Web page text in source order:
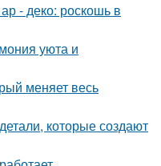
- деко: роскошь в
уюта и
меняет весь
которые создают